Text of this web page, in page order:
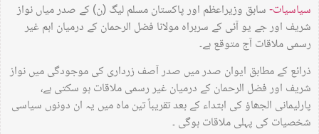
سیاسیات-سابق وزیراعظم اور پاکستان مسلم لیگ (ن) کے صدر میاں نواز
شریف اور جے یو آئی کے سربراہ مولانا فضل الرحمان کے درمیان اہم غیر
رسمی ملاقات آج متوقع ہے۔
ذرائع کے مطابق ایوان صدر میں صدر آصف زرداری کی موجودگی میں نواز
شریف اور فضل الرحمان کے درمیان غیر رسمی ملاقات ہو سکتی ہے،
پارلیمانی الجھاؤ کی ابتداء کے بعد تقریباً تین ماہ میں یہ ان دونوں سیاسی
شخصیات کی پہلی ملاقات ہوگی ۔